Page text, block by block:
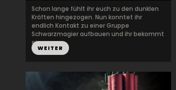
Schon lange fühlt ihr euch zu den dunklen
Kräften hingezogen. Nun konntet ihr
endlich Kontakt zu einer Gruppe
Schwarzmagier aufbauen und ihr bekommt
ein...
WEITER